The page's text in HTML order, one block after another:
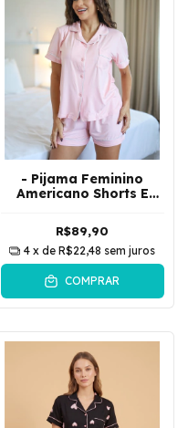
- Pijama Feminino
Americano Shorts E
| Rosa
R$89,90
4 x deR$22,48 sem juros
COMPRAR